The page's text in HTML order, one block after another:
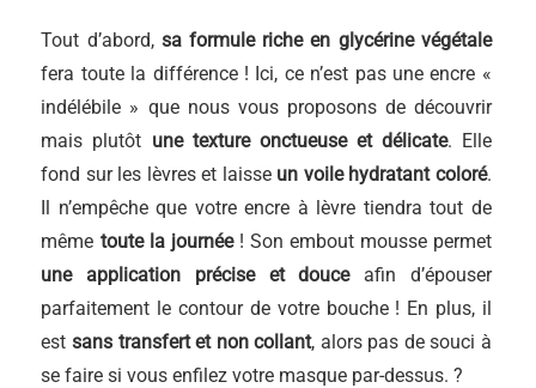
Tout d’abord, sa formule riche en glycérine végétale
fera toute la différence ! Ici, ce n’est pas une encre «
indélébile » que nous vous proposons de découvrir
mais plutôt une texture onctueuse et délicate. Elle
fond sur les lèvres et laisse un voile hydratant coloré.
Il n’empêche que votre encre à lèvre tiendra tout de
même toute la journée ! Son embout mousse permet
une application précise et douceafin d’épouser
parfaitement le contour de votre bouche ! En plus, il
est sans transfert et non collant, alors pas de souci à
se faire si vous enfilez votre masque par-dessus. ?